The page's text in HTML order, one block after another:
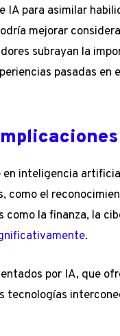
IA para asimilar
mejorar
subrayan la
pasadas en
inteligencia
como el
la finanza, la
.
por IA, que
tecnologías